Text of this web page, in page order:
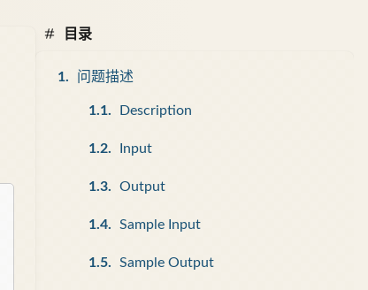
目录
问题描述
Description
Input
Output
Sample Input
Sample Output